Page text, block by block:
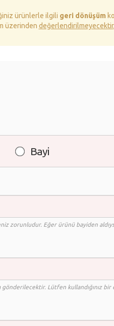
ürünlerle ilgili geri dönüşüm
üzerinden değerlendirilmeyecektir
Bayi
zorunludur. Eğer ürünü bayiden
gönderilecektir. Lütfen kullandığınız bir